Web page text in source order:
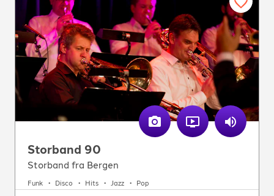
Storband 90
Storband fra Bergen
Funk Disco Hits Jazz Pop